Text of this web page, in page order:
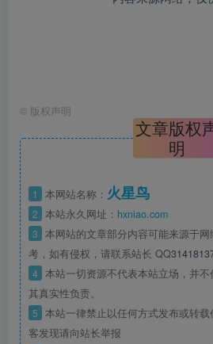
© 版权声明
文章版权
明
1 本网站名称： 火星鸟
2 本站永久网址： hxniao.com
3 本网站的文章部分内容可能来源于
考，如有侵权，请联系站长 QQ
4 本站一切资源不代表本站立场，并
其真实性负责。
5 本站一律禁止以任何方式发布或转
客发现请向站长举报